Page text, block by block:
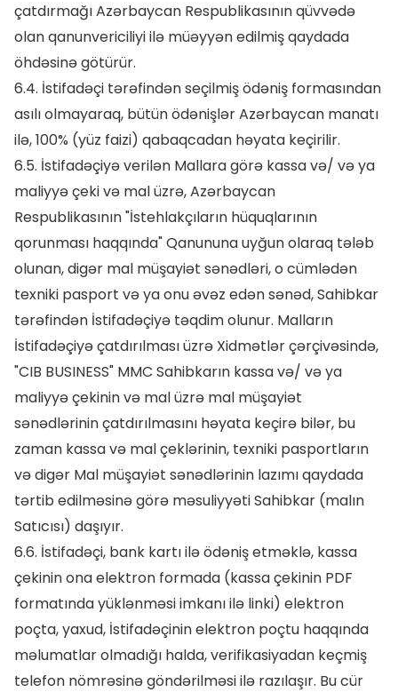
çatdırmağı Azərbaycan Respublikasının qüvvədə
olan qanunvericiliyi ilə müəyyən edilmiş qaydada
öhdəsinə götürür.
6.4. İstifadəçi tərəfindən seçilmiş ödəniş formasından
asılı olmayaraq, bütün ödənişlər Azərbaycan manatı
ilə, 100% (yüz faizi) qabaqcadan həyata keçirilir.
6.5. İstifadəçiyə verilən Mallara görə kassa və/ və ya
maliyyə çeki və mal üzrə, Azərbaycan
Respublikasının "İstehlakçıların hüquqlarının
qorunması haqqında" Qanununa uyğun olaraq tələb
olunan, digər mal müşayiət sənədləri, o cümlədən
texniki pasport və ya onu əvəz edən sənəd, Sahibkar
tərəfindən İstifadəçiyə təqdim olunur. Malların
İstifadəçiyə çatdırılması üzrə Xidmətlər çərçivəsində,
"CIB BUSINESS" MMC Sahibkarın kassa və/ və ya
maliyyə çekinin və mal üzrə mal müşayiət
sənədlərinin çatdırılmasını həyata keçirə bilər, bu
zaman kassa və mal çeklərinin, texniki pasportların
və digər Mal müşayiət sənədlərinin lazımı qaydada
tərtib edilməsinə görə məsuliyyəti Sahibkar (malın
Satıcısı) daşıyır.
6.6. İstifadəçi, bank kartı ilə ödəniş etməklə, kassa
çekinin ona elektron formada (kassa çekinin PDF
formatında yüklənməsi imkanı ilə linki) elektron
poçta, yaxud, İstifadəçinin elektron poçtu haqqında
məlumatlar olmadığı halda, verifikasiyadan keçmiş
telefon nömrəsinə göndərilməsi ilə razılaşır. Bu cür